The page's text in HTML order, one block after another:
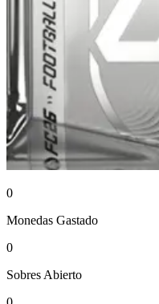
0
Monedas Gastado
0
Sobres Abierto